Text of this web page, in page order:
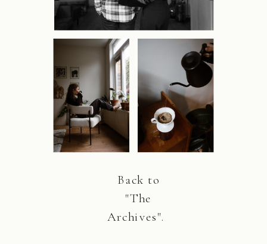
Back to
"The
Archives".